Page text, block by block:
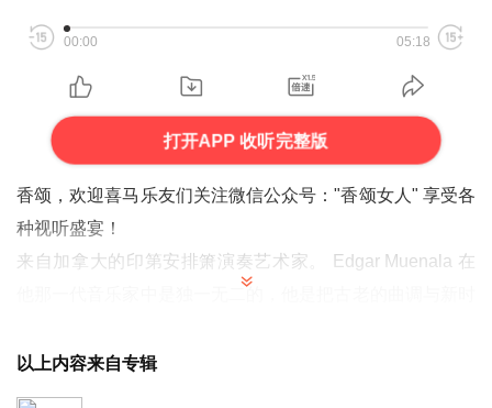
00:00 05:18
打开APP 收听完整版
香颂，欢迎喜马乐友们关注微信公众号："香颂女人" 享受各
种视听盛宴！
来自加拿大的印第安排箫演奏艺术家。 Edgar Muenala 在
家。Edgar 是来自不列颠哥伦比亚省的一位独立的艺术家，
在过去的 22 年间一直在环游世界，与各地不同的人群分享
以上内容来自专辑